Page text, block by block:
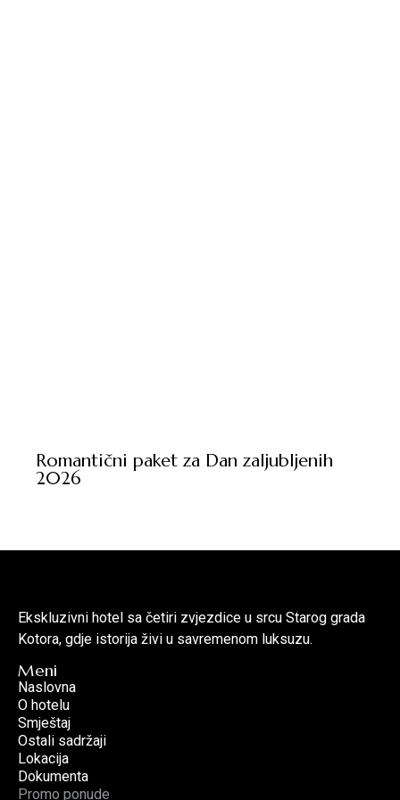
Romantični paket za Dan zaljubljenih
2026
Ekskluzivni hotel sa četiri zvjezdice u srcu Starog grada
Kotora, gdje istorija živi u savremenom luksuzu.
Meni
Naslovna
O hotelu
Smještaj
Ostali sadržaji
Lokacija
Dokumenta
Promo ponude